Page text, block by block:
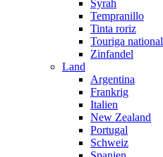
Syrah
Tempranillo
Tinta roriz
Touriga national
Zinfandel
Land
Argentina
Frankrig
Italien
New Zealand
Portugal
Schweiz